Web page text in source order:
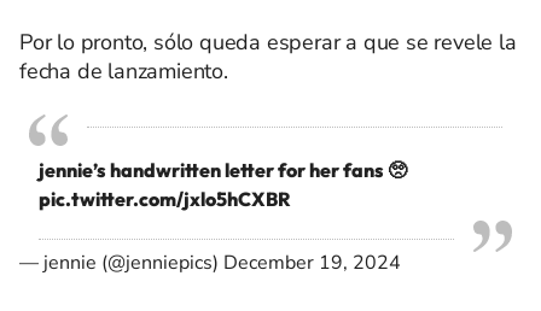
Por lo pronto, sólo queda esperar a que se revele la
fecha de lanzamiento.
jennie’s handwritten letter for her fans 🥺
pic.twitter.com/jxlo5hCXBR
— jennie (@jenniepics) December 19, 2024